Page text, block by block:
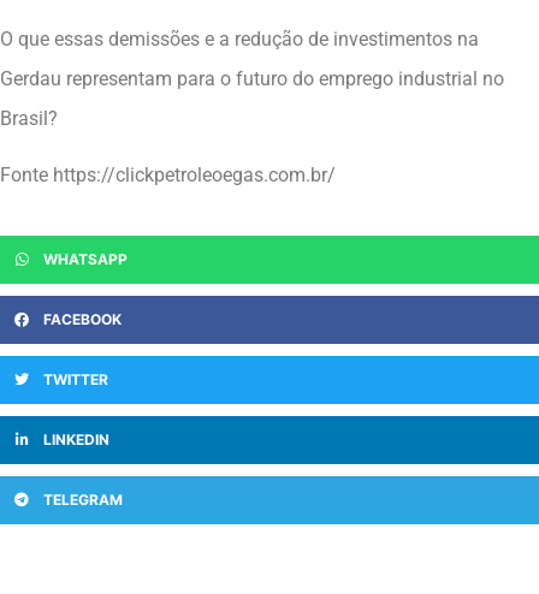
O que essas demissões e a redução de investimentos na
Gerdau representam para o futuro do emprego industrial no
Brasil?
Fonte https://clickpetroleoegas.com.br/
WHATSAPP
FACEBOOK
TWITTER
LINKEDIN
TELEGRAM